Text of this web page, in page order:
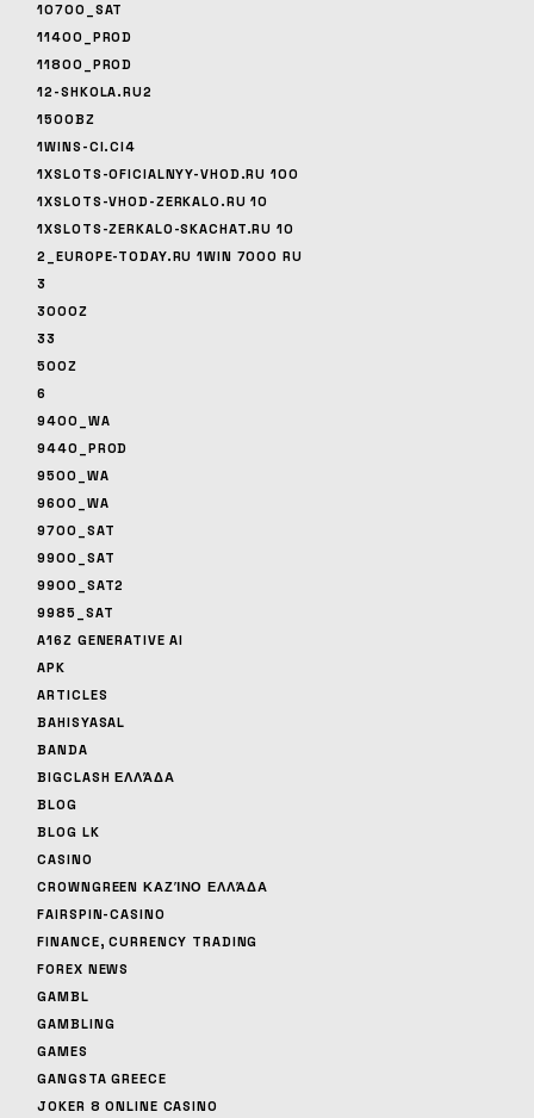
10700_SAT
11400_PROD
11800_PROD
12-SHKOLA.RU2
1500BZ
1WINS-CI.CI4
1XSLOTS-OFICIALNYY-VHOD.RU 100
1XSLOTS-VHOD-ZERKALO.RU 10
1XSLOTS-ZERKALO-SKACHAT.RU 10
2_EUROPE-TODAY.RU 1WIN 7000 RU
3
3000Z
33
500Z
6
9400_WA
9440_PROD
9500_WA
9600_WA
9700_SAT
9900_SAT
9900_SAT2
9985_SAT
A16Z GENERATIVE AI
APK
ARTICLES
BAHISYASAL
BANDA
BIGCLASH ΕΛΛΆΔΑ
BLOG
BLOG LK
CASINO
CROWNGREEN ΚΑΖΊΝΟ ΕΛΛΆΔΑ
FAIRSPIN-CASINO
FINANCE, CURRENCY TRADING
FOREX NEWS
GAMBL
GAMBLING
GAMES
GANGSTA GREECE
JOKER 8 ONLINE CASINO